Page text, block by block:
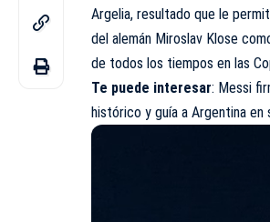
Argelia, resultado que le
del alemán Miroslav Klose
de todos los tiempos en las
Te puede interesar: Messi
histórico y guía a Argentina en